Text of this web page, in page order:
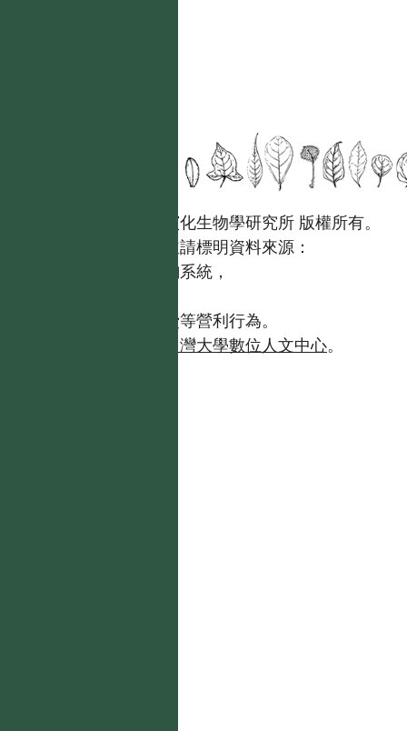
國立台灣大學生態學與演化生物學研究所 版權所有。
歡迎引用本網站資料，並請標明資料來源：
【台灣植物資訊整合查詢系統，
且不得有收取資料查詢費等營利行為。
台灣大學數位人文中心。